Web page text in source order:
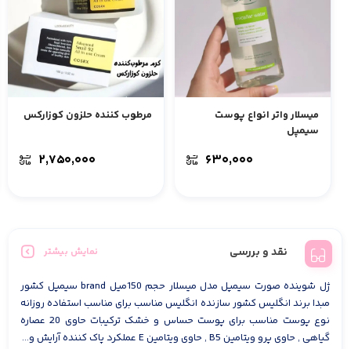
میسلار واتر انواع پوست
سیمپل
۶۳۰,۰۰۰
مرطوب کننده حلزون کوزارکس
۲,۷۵۰,۰۰۰
نقد و بررسی نمایش بیشتر
ژل شوینده صورت سیمپل مدل میسلار حجم 150میل brand سیمپل کشور
مبدا برند انگلیس کشور سازنده انگلیس مناسب برای مناسب استفاده روزانه
نوع پوست مناسب برای پوست حساس و خشک ترکیبات حاوی 20 عصاره
گیاهی , حاوی پرو ویتامین B5 , حاوی ویتامین E عملکرد پاک کننده آرایش و...